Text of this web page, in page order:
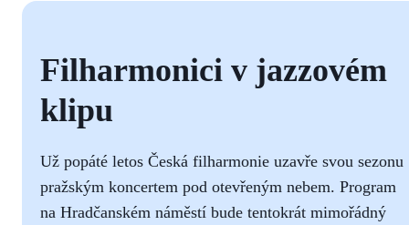
Filharmonici v jazzovém
klipu
Už popáté letos Česká filharmonie uzavře svou sezonu
pražským koncertem pod otevřeným nebem. Program
na Hradčanském náměstí bude tentokrát mimořádný